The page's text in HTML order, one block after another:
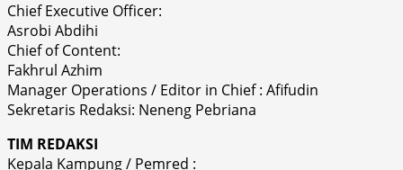
Chief Executive Officer:
Asrobi Abdihi
Chief of Content:
Fakhrul Azhim
Manager Operations / Editor in Chief : Afifudin
Sekretaris Redaksi: Neneng Pebriana
TIM REDAKSI
Kepala Kampung / Pemred :